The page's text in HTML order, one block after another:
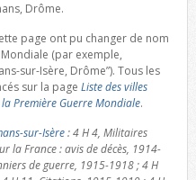
Drôme.
page ont pu changer de nom
(par exemple,
sur-Isère, Drôme”). Tous les
sur la page Liste des villes
Première Guerre Mondiale.
sur-Isère: 4 H 4, Militaires
la France : avis de décès, 1914-
de guerre, 1915-1918 ; 4 H